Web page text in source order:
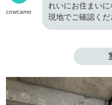
cowcamo
れいにお住まい
現地でご確認くだ